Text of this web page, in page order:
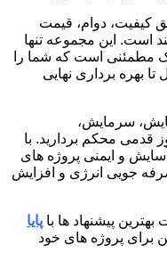
کیفیت، دوام، قیمت
است. این مجموعه تنها
مطمئنی است که شما را
بهره ‌برداری نهایی
سرمایش،
قدمی محکم بردارید. با
آسایش و ایمنی پروژه‌ های
جویی انرژی و افزایش
پیشنهاد ها با پایا
برای پروژه‌ های خود